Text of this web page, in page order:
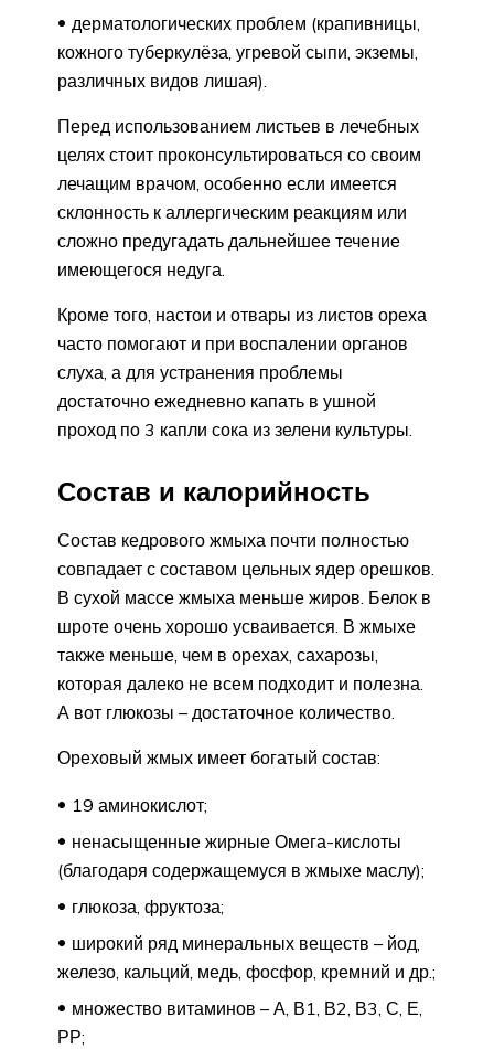
дерматологических проблем (крапивницы,
кожного туберкулёза, угревой сыпи, экземы,
различных видов лишая).
Перед использованием листьев в лечебных
целях стоит проконсультироваться со своим
лечащим врачом, особенно если имеется
склонность к аллергическим реакциям или
сложно предугадать дальнейшее течение
имеющегося недуга.
Кроме того, настои и отвары из листов ореха
часто помогают и при воспалении органов
слуха, а для устранения проблемы
достаточно ежедневно капать в ушной
проход по 3 капли сока из зелени культуры.
Состав и калорийность
Состав кедрового жмыха почти полностью
совпадает с составом цельных ядер орешков.
В сухой массе жмыха меньше жиров. Белок в
шроте очень хорошо усваивается. В жмыхе
также меньше, чем в орехах, сахарозы,
которая далеко не всем подходит и полезна.
А вот глюкозы – достаточное количество.
Ореховый жмых имеет богатый состав:
19 аминокислот;
ненасыщенные жирные Омега-кислоты
(благодаря содержащемуся в жмыхе маслу);
глюкоза, фруктоза;
широкий ряд минеральных веществ – йод,
железо, кальций, медь, фосфор, кремний и др.;
множество витаминов – А, В1, В2, В3, С, Е,
РР;